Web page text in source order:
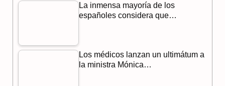
La inmensa mayoría de los
españoles considera que…
Los médicos lanzan un ultimátum a
la ministra Mónica…